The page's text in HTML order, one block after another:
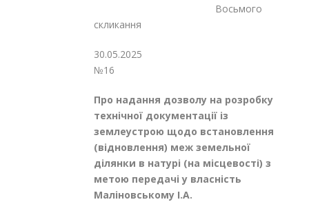
Восьмого
скликання
№16
Про надання дозволу на розробку
технічної документації із
землеустрою щодо встановлення
(відновлення) меж земельної
ділянки в натурі (на місцевості) з
метою передачі у власність
Маліновському І.А.